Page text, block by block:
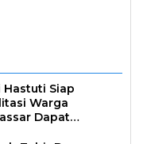
Hastuti Siap
Warga
Dapat